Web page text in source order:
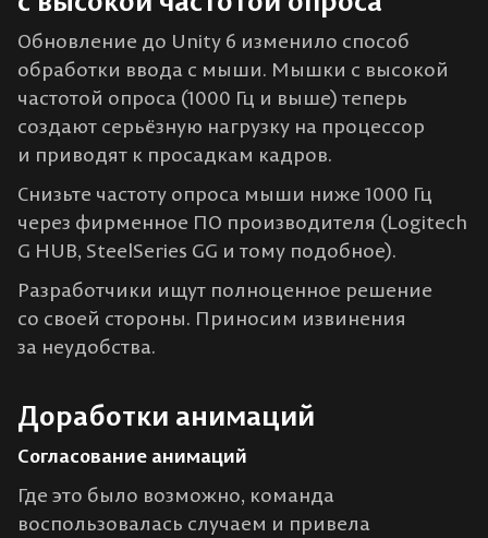
Обновление до Unity 6 изменило способ
обработки ввода с мыши. Мышки с высокой
частотой опроса (1000 Гц и выше) теперь
создают серьёзную нагрузку на процессор
и приводят к просадкам кадров.
Снизьте частоту опроса мыши ниже 1000 Гц
через фирменное ПО производителя (Logitech
G HUB, SteelSeries GG и тому подобное).
Разработчики ищут полноценное решение
со своей стороны. Приносим извинения
за неудобства.
Доработки анимаций
Согласование анимаций
Где это было возможно, команда
воспользовалась случаем и привела